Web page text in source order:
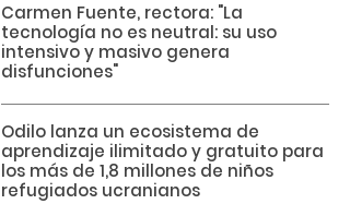
Carmen Fuente, rectora: "La
tecnología no es neutral: su uso
intensivo y masivo genera
disfunciones"
Odilo lanza un ecosistema de
aprendizaje ilimitado y gratuito para
los más de 1,8 millones de niños
refugiados ucranianos